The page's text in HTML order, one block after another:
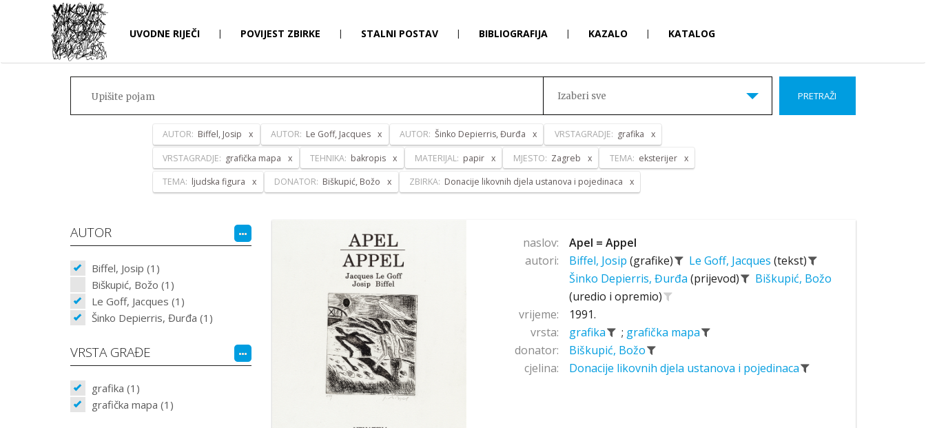
UVODNE RIJEČI | POVIJEST ZBIRKE | STALNI POSTAV | BIBLIOGRAFIJA | KAZALO | KATALOG
Izaberi sve PRETRAŽI
AUTOR: Biffel, Josip AUTOR: Le Goff, Jacques AUTOR: Šinko Depierris, Đurđa VRSTAGRADJE: grafika
VRSTAGRADJE: grafička mapa TEHNIKA: bakropis MATERIJAL: papir MJESTO: Zagreb TEMA: eksterijer
TEMA: ljudska figura DONATOR: Biškupić, Božo ZBIRKA: Donacije likovnih djela ustanova i pojedinaca
AUTOR
Biffel, Josip (1)
Biškupić, Božo (1)
Le Goff, Jacques (1)
Šinko Depierris, Đurđa (1)
VRSTA GRAĐE
grafika (1)
grafička mapa (1)
naslov:
Apel = Appel
autori:
Biffel, Josip (grafike) Le Goff, Jacques (tekst)
Šinko Depierris, Đurđa (prijevod)
Biškupić, Božo
(uredio i opremio)
vrijeme:
1991.
vrsta:
grafika ; grafička mapa
donator:
Biškupić, Božo
cjelina:
Donacije likovnih djela ustanova i pojedinaca